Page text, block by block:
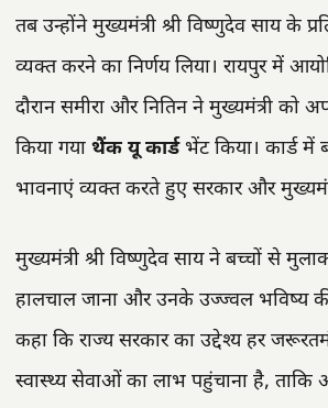
तब उन्होंने मुख्यमंत्री श्री विष्णुदेव साय के
व्यक्त करने का निर्णय लिया। रायपुर में
दौरान समीरा और नितिन ने मुख्यमंत्री को
किया गया थैंक यू कार्डभेंट किया। कार्ड में
भावनाएं व्यक्त करते हुए सरकार और
मुख्यमंत्री श्री विष्णुदेव साय ने बच्चों से
हालचाल जाना और उनके उज्ज्वल भविष्य
कहा कि राज्य सरकार का उद्देश्य हर
स्वास्थ्य सेवाओं का लाभ पहुंचाना है, ताकि